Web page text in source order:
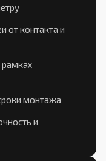
от контакта и
рамках
монтажа
и